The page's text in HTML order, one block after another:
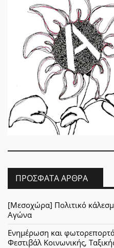
ΠΡΌΣΦΑΤΑ ΆΡΘΡΑ
[Μεσοχώρα] Πολιτικό
Αγώνα
Ενημέρωση και
Φεστιβάλ Κοινωνικής,